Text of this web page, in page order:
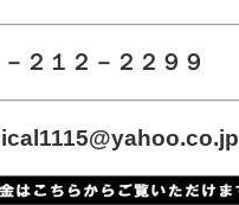
２１２－２２９９
@yahoo.co.jp